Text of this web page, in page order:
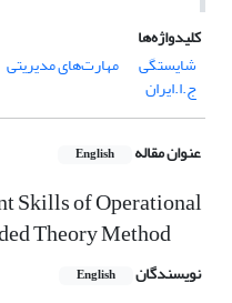
کلیدواژه‌ها
شایستگی
مهارت‌های مدیریتی
ج.ا.ایران
عنوان مقاله English
Skills of Operational
Theory Method
نویسندگان English